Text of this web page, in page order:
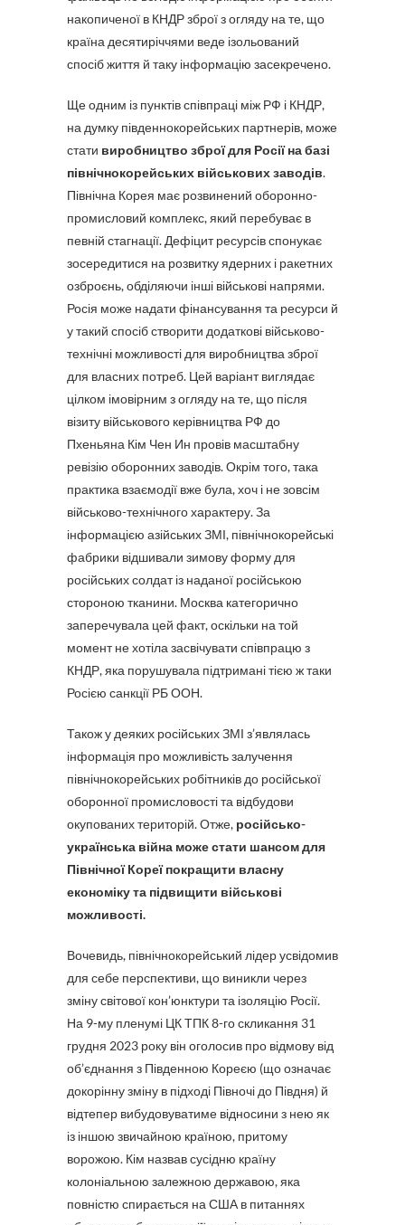
накопиченої в КНДР зброї з огляду на те, що
країна десятиріччями веде ізольований
спосіб життя й таку інформацію засекречено.
Ще одним із пунктів співпраці між РФ і КНДР,
на думку південнокорейських партнерів, може
стати виробництво зброї для Росії на базі
північнокорейських військових заводів.
Північна Корея має розвинений оборонно-
промисловий комплекс, який перебуває в
певній стагнації. Дефіцит ресурсів спонукає
зосередитися на розвитку ядерних і ракетних
озброєнь, обділяючи інші військові напрями.
Росія може надати фінансування та ресурси й
у такий спосіб створити додаткові військово-
технічні можливості для виробництва зброї
для власних потреб. Цей варіант виглядає
цілком імовірним з огляду на те, що після
візиту військового керівництва РФ до
Пхеньяна Кім Чен Ин провів масштабну
ревізію оборонних заводів. Окрім того, така
практика взаємодії вже була, хоч і не зовсім
військово-технічного характеру. За
інформацією азійських ЗМІ, північнокорейські
фабрики відшивали зимову форму для
російських солдат із наданої російською
стороною тканини. Москва категорично
заперечувала цей факт, оскільки на той
момент не хотіла засвічувати співпрацю з
КНДР, яка порушувала підтримані тією ж таки
Росією санкції РБ ООН.
Також у деяких російських ЗМІ з’являлась
інформація про можливість залучення
північнокорейських робітників до російської
оборонної промисловості та відбудови
окупованих територій. Отже, російсько-
українська війна може стати шансом для
Північної Кореї покращити власну
економіку та підвищити військові
можливості.
Вочевидь, північнокорейський лідер усвідомив
для себе перспективи, що виникли через
зміну світової кон’юнктури та ізоляцію Росії.
На 9-му пленумі ЦК ТПК 8-го скликання 31
грудня 2023 року він оголосив про відмову від
об’єднання з Південною Кореєю (що означає
докорінну зміну в підході Півночі до Півдня) й
відтепер вибудовуватиме відносини з нею як
із іншою звичайною країною, притому
ворожою. Кім назвав сусідню країну
колоніальною залежною державою, яка
повністю спирається на США в питаннях